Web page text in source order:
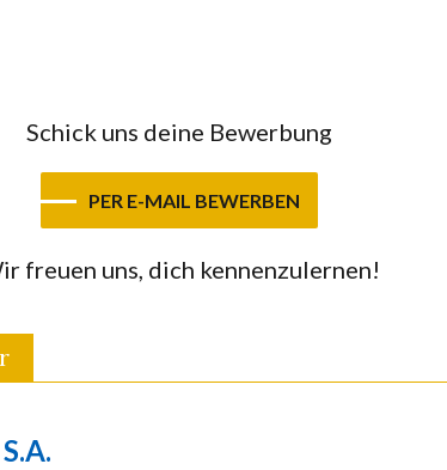
Schick uns deine Bewerbung
PER E-MAIL BEWERBEN
freuen uns, dich kennenzulernen!